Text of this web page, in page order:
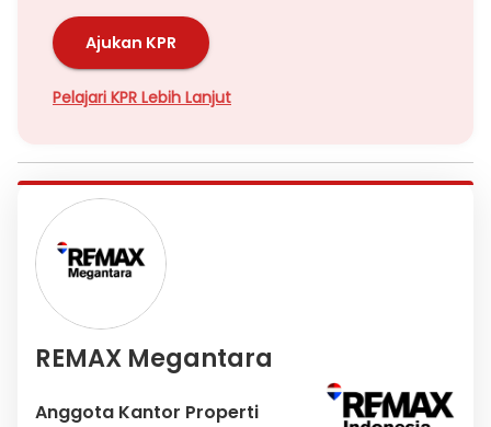
Ajukan KPR
Pelajari KPR Lebih Lanjut
REMAX Megantara
Anggota Kantor Properti